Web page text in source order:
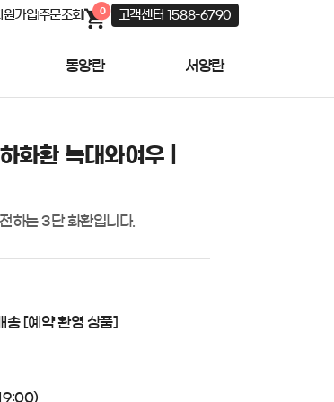
원가입주문조회 0 고객센터 1588-6790
동양란 서양란
화환 늑대와여우 |
하는 3단 화환입니다.
송 [예약 환영 상품]